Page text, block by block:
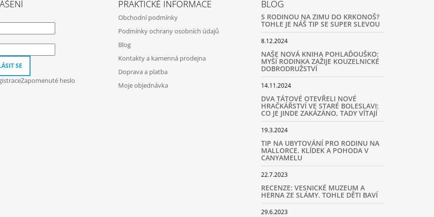
SE
Zapomenuté heslo
PRAKTICKÉ INFORMACE
Obchodní podmínky
Podmínky ochrany osobních údajů
Blog
Kontakty a kamenná prodejna
Doprava a platba
Moje objednávka
BLOG
S RODINOU NA ZIMU DO KRKONOŠ?
TOHLE JE NÁŠ TIP SE SUPER SLEVOU
8.12.2024
NAŠE NOVÁ KNIHA POHLAĎOUŠKO:
MYŠÍ RODINKA ZAŽIJE KOUZELNICKÉ
DOBRODRUŽSTVÍ
14.11.2024
DVA TÁTOVÉ OTEVŘELI NOVÉ
HRAČKÁŘSTVÍ VE STARÉ BOLESLAVI:
CO JE JINDE ZAKÁZÁNO, TADY VÍTAJÍ
19.3.2024
TIP NA UBYTOVÁNÍ PRO RODINU NA
MALLORCE. KLÍDEK A POHODA V
CANYAMELU
22.7.2023
RECENZE: VESNICKÉ MUZEUM A
HERNA ZE SLÁMY. TOHLE DĚTI BAVÍ
29.6.2023